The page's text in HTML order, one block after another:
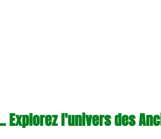
Explorez l'univers des